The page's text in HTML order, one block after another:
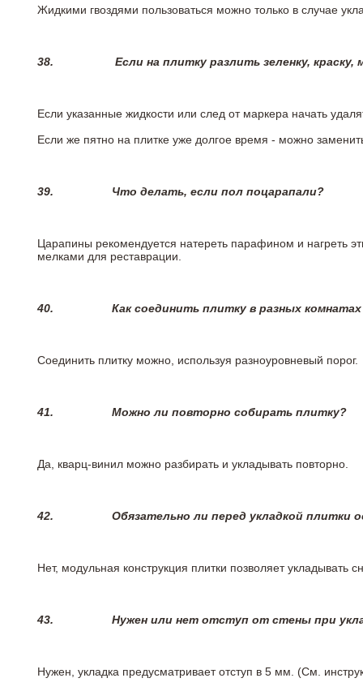
Жидкими гвоздями пользоваться можно только в случае
38. Если на плитку разлить зеленку,
Если указанные жидкости или след от маркера начать
Если же пятно на плитке уже долгое время - можно
39. Что делать, если пол поцарапали?
Царапины рекомендуется натереть парафином и нагреть
мелками для реставрации.
40. Как соединить плитку в разных
Соединить плитку можно, используя разноуровневый порог.
41. Можно ли повторно собирать плитку?
Да, кварц-винил можно разбирать и укладывать повторно.
42. Обязательно ли перед укладкой плитки
Нет, модульная конструкция плитки позволяет
43. Нужен или нет отступ от стены при
Нужен, укладка предусматривает отступ в 5 мм. (См.